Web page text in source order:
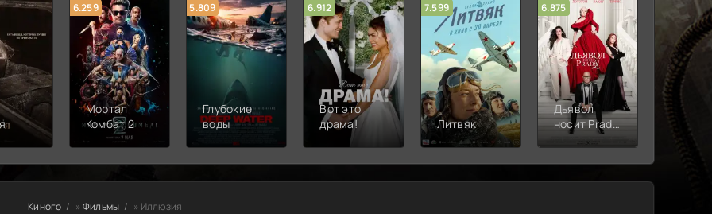
6.259
Мортал
Комбат 2
5.809
Глубокие
воды
6.912
Вот это
драма!
7.599
Литвяк
6.875
Дьявол
носит Prada
2
6.314
Киного » Фильмы » Иллюзия